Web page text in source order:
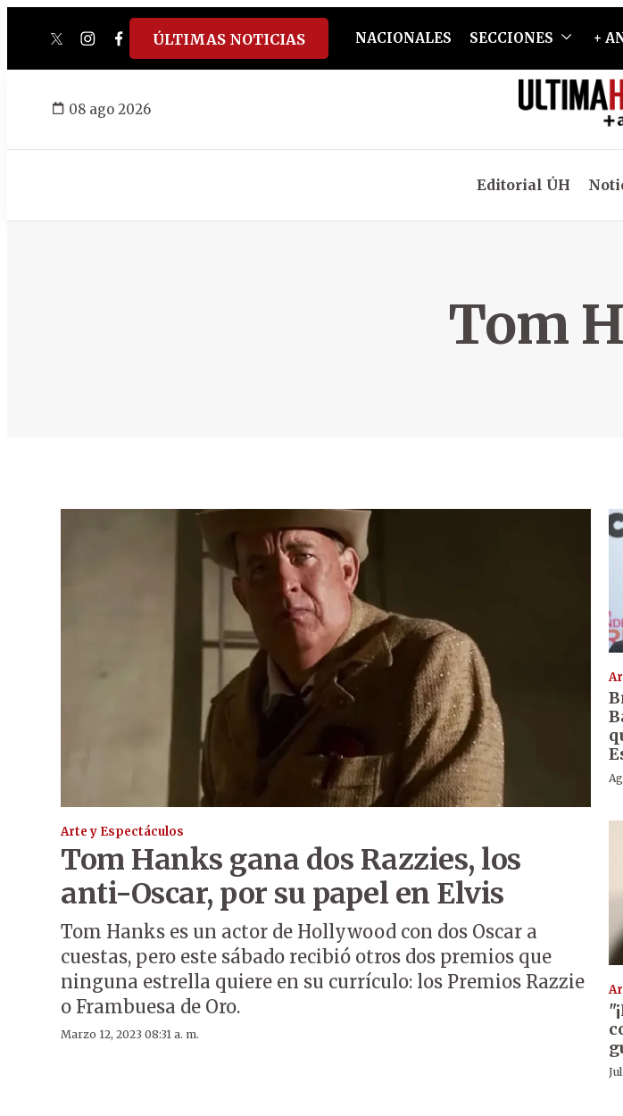
twitterinstagram
facebook
tiktokyoutube
spotify
ÚLTIMAS NOTICIAS NACIONALES SECCIONES +
08 ago 2026
Editorial ÚH
Tom
Arte y Espectáculos
Tom Hanks gana dos Razzies, los
anti-Oscar, por su papel en Elvis
Tom Hanks es un actor de Hollywood con dos Oscar a
cuestas, pero este sábado recibió otros dos premios que
ninguna estrella quiere en su currículo: los Premios Razzie
o Frambuesa de Oro.
Marzo 12, 2023 08:31 a. m.